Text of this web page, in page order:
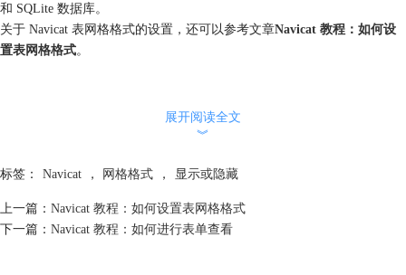
和 SQLite 数据库。
关于 Navicat 表网格格式的设置，还可以参考文章Navicat 教程：如何设
置表网格格式。
展开阅读全文
︾
标签： Navicat ， 网格格式 ， 显示或隐藏
上一篇： Navicat 教程：如何设置表网格格式
下一篇： Navicat 教程：如何进行表单查看